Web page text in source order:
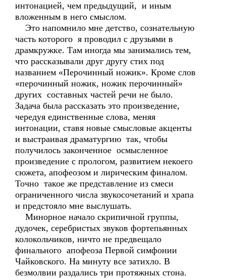
интонацией, чем предыдущий, и иным
вложенным в него смыслом.
Это напомнило мне детство, сознательную
часть которого я проводил с друзьями в
драмкружке. Там иногда мы занимались тем,
что рассказывали друг другу стих под
названием «Перочинный ножик». Кроме слов
«перочинный ножик, ножик перочинный»
других составных частей речи не было.
Задача была рассказать это произведение,
чередуя единственные слова, меняя
интонации, ставя новые смысловые акценты
и выстраивая драматургию так, чтобы
получилось законченное осмысленное
произведение с прологом, развитием некоего
сюжета, апофеозом и лирическим финалом.
Точно такое же представление из смеси
ограниченного числа звукосочетаний и храпа
и предстояло мне выслушать.
Минорное начало скрипичной группы,
дудочек, серебристых звуков фортепьянных
колокольчиков, ничто не предвещало
финального апофеоза Первой симфонии
Чайковского. На минуту все затихло. В
безмолвии раздались три протяжных стона.